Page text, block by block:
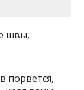
швы,
порвется,